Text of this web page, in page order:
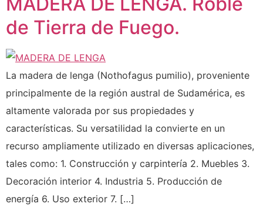
de Tierra de Fuego.
La madera de lenga (Nothofagus pumilio), proveniente
principalmente de la región austral de Sudamérica, es
altamente valorada por sus propiedades y
características. Su versatilidad la convierte en un
recurso ampliamente utilizado en diversas aplicaciones,
tales como: 1. Construcción y carpintería 2. Muebles 3.
Decoración interior 4. Industria 5. Producción de
energía 6. Uso exterior 7. […]